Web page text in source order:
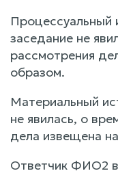
Процессуальный
заседание не
рассмотрения
образом.
Материальный
не явилась, о
дела извещена
Ответчик ФИО2